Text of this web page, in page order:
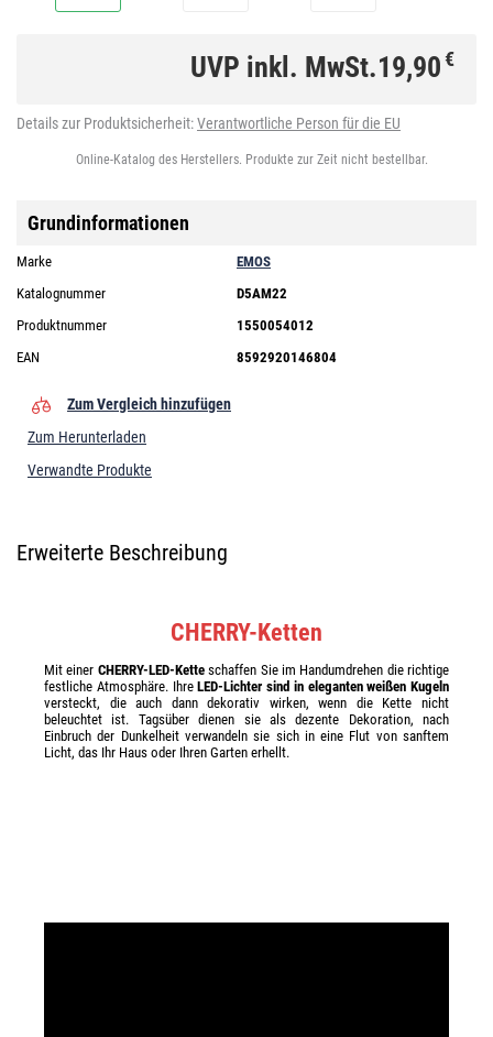
UVP inkl. MwSt.19,90€
Details zur Produktsicherheit:Verantwortliche Person für die EU
Online-Katalog des Herstellers. Produkte zur Zeit nicht bestellbar.
Grundinformationen
Marke
EMOS
Katalognummer
D5AM22
Produktnummer
1550054012
EAN
8592920146804
Zum Vergleich hinzufügen
Zum Herunterladen
Verwandte Produkte
Erweiterte Beschreibung
CHERRY-Ketten
Mit einer CHERRY-LED-Ketteschaffen Sie im Handumdrehen die richtige
festliche Atmosphäre. IhreLED-Lichter sind in eleganten weißen Kugeln
versteckt, die auch dann dekorativ wirken, wenn die Kette nicht
beleuchtet ist. Tagsüber dienen sie als dezente Dekoration, nach
Einbruch der Dunkelheit verwandeln sie sich in eine Flut von sanftem
Licht, das Ihr Haus oder Ihren Garten erhellt.